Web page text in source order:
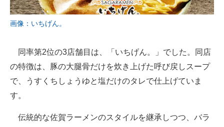
画像：いちげん。
同率第2位の3店舗目は、「いちげん。」でした。同店
の特徴は、豚の大腿骨だけを炊き上げた呼び戻しスープ
で、うすくちしょうゆと塩だけのタレで仕上げていま
す。
伝統的な佐賀ラーメンのスタイルを継承しつつ、バラ